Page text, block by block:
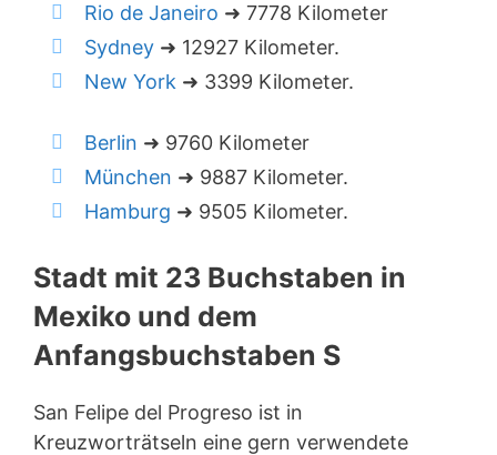
Rio de Janeiro ➜ 7778 Kilometer
Sydney ➜ 12927 Kilometer.
New York ➜ 3399 Kilometer.
Berlin ➜ 9760 Kilometer
München ➜ 9887 Kilometer.
Hamburg ➜ 9505 Kilometer.
Stadt mit 23 Buchstaben in
Mexiko und dem
Anfangsbuchstaben S
San Felipe del Progreso ist in
Kreuzworträtseln eine gern verwendete